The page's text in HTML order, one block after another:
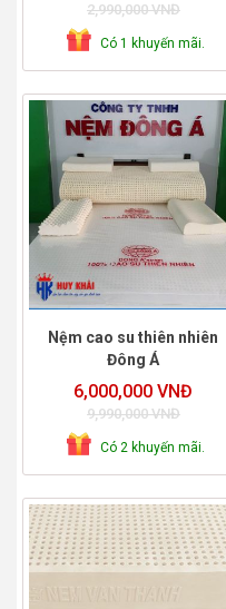
2,990,000 VNĐ
Có 1 khuyến mãi.
Nệm cao su thiên nhiên
Đông Á
6,000,000 VNĐ
9,990,000 VNĐ
Có 2 khuyến mãi.